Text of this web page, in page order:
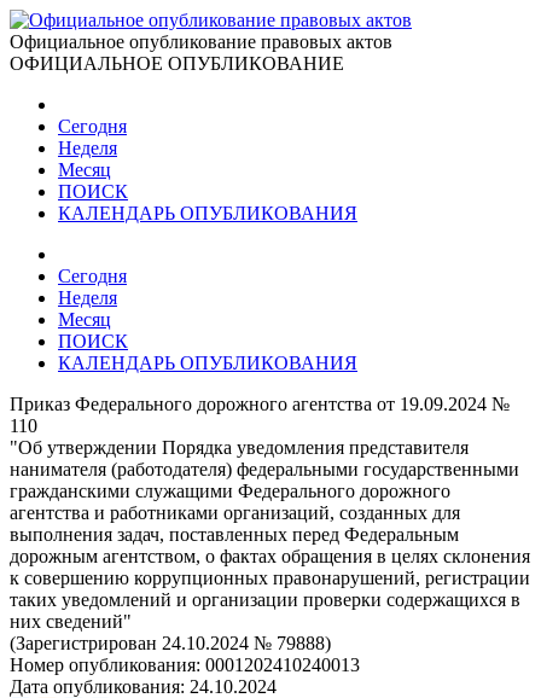
Официальное опубликование правовых актов
ОФИЦИАЛЬНОЕ ОПУБЛИКОВАНИЕ
Сегодня
Неделя
Месяц
ПОИСК
КАЛЕНДАРЬ ОПУБЛИКОВАНИЯ
Сегодня
Неделя
Месяц
ПОИСК
КАЛЕНДАРЬ ОПУБЛИКОВАНИЯ
Приказ Федерального дорожного агентства от 19.09.2024 №
110
"Об утверждении Порядка уведомления представителя
нанимателя (работодателя) федеральными государственными
гражданскими служащими Федерального дорожного
агентства и работниками организаций, созданных для
выполнения задач, поставленных перед Федеральным
дорожным агентством, о фактах обращения в целях склонения
к совершению коррупционных правонарушений, регистрации
таких уведомлений и организации проверки содержащихся в
них сведений"
(Зарегистрирован 24.10.2024 № 79888)
Номер опубликования: 0001202410240013
Дата опубликования: 24.10.2024